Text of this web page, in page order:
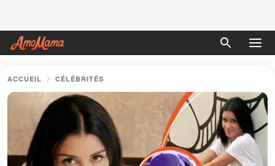
ACCUEIL CÉLÉBRITÉS